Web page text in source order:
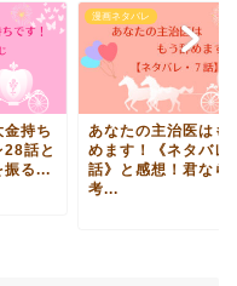
漫画ネタバレ
あなたの主治医はもう辞
めます！《ネタバレ7
話》と感想！君ならどう